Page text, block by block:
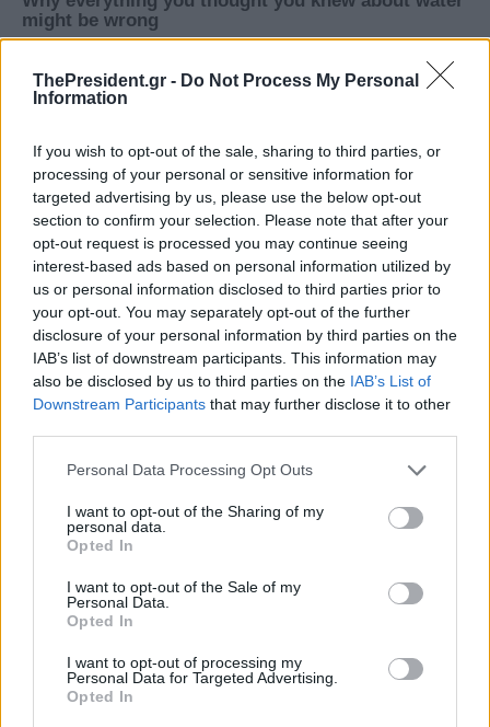
ThePresident.gr - Do Not Process My Personal
Information
If you wish to opt-out of the sale, sharing to third parties, or
processing of your personal or sensitive information for
targeted advertising by us, please use the below opt-out
section to confirm your selection. Please note that after your
opt-out request is processed you may continue seeing
interest-based ads based on personal information utilized by
us or personal information disclosed to third parties prior to
your opt-out. You may separately opt-out of the further
disclosure of your personal information by third parties on the
IAB’s list of downstream participants. This information may
also be disclosed by us to third parties on the IAB’s List of
Downstream Participants that may further disclose it to other
Personal Data Processing Opt Outs
I want to opt-out of the Sharing of my
personal data.
Opted In
I want to opt-out of the Sale of my
Personal Data.
Opted In
I want to opt-out of processing my
Personal Data for Targeted Advertising.
Opted In